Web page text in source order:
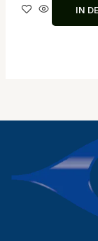
IN